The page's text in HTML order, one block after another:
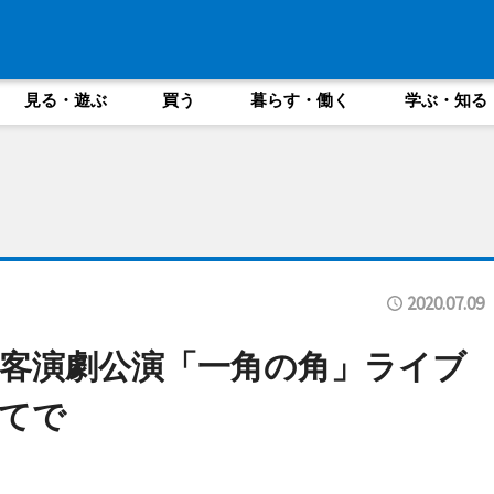
見る・遊ぶ 買う 暮らす・働く 学ぶ・知る
2020.07.09
演劇公演「一角の角」ライブ
で